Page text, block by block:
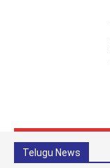
Telugu News